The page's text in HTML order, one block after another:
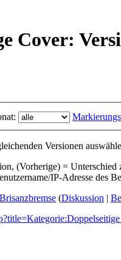
Cover:
Markierungs
Versionen
(Vorherige) = Unterschied
IP-Adresse des
Brisanzbremse (Diskussion